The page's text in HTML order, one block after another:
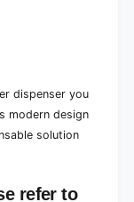
dispenser you
modern design
solution
refer to